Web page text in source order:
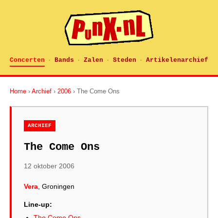
Concerten · Bands · Zalen · Steden · Artikelenarchief
Home › Archief › 2006 › The Come Ons
ARCHIEF
The Come Ons
12 oktober 2006
Vera , Groningen
Line-up: